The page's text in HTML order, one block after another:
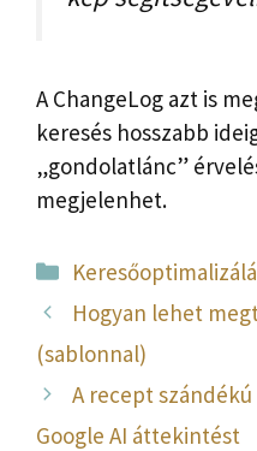
A ChangeLog azt is
keresés hosszabb
„gondolatlánc”
megjelenhet.
Kategória
Hogyan lehet
(sablonnal)
A recept
Google AI áttekintést